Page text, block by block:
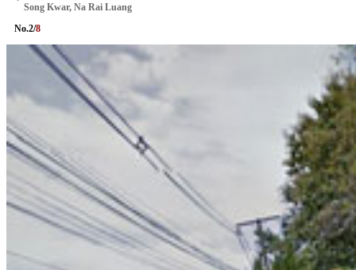
Song Kwar, Na Rai Luang
No.2/8